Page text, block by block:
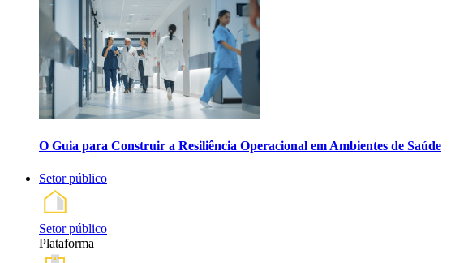
O Guia para Construir a Resiliência Operacional em Ambientes de Saúde
Setor público
Setor público
Plataforma